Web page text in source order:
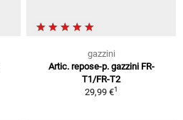
gazzini
Artic. repose-p. gazzini FR-
T1/FR-T2
29,99 €1